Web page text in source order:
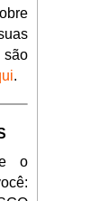
são
.
o